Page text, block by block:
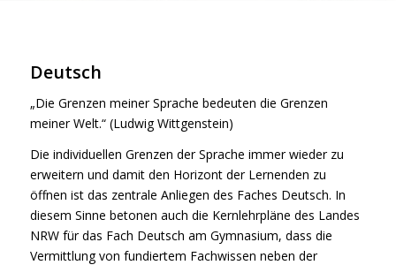
Deutsch
„Die Grenzen meiner Sprache bedeuten die Grenzen
meiner Welt.“ (Ludwig Wittgenstein)
Die individuellen Grenzen der Sprache immer wieder zu
erweitern und damit den Horizont der Lernenden zu
öffnen ist das zentrale Anliegen des Faches Deutsch. In
diesem Sinne betonen auch die Kernlehrpläne des Landes
NRW für das Fach Deutsch am Gymnasium, dass die
Vermittlung von fundiertem Fachwissen neben der